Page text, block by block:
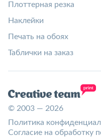
Плоттерная резка
Наклейки
Печать на обоях
Таблички на заказ
© 2003 — 2026
Политика
Согласие на обработку